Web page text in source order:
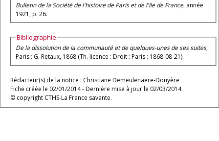
Bulletin de la Société de l'histoire de Paris et de l'Ile de France, année
1921, p. 26.
Bibliographie
De la dissolution de la communauté et de quelques-unes de ses suites,
Paris : G. Retaux, 1868 (Th. licence : Droit : Paris : 1868-08-21).
Rédacteur(s) de la notice : Christiane Demeulenaere-Douyère
Fiche créée le 02/01/2014 - Dernière mise à jour le 02/03/2014
© copyright CTHS-La France savante.